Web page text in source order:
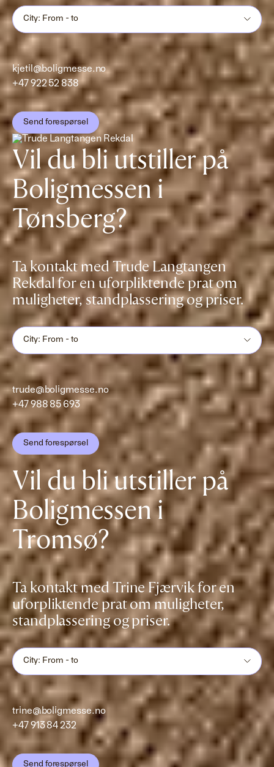
City: From - to
kjetil@boligmesse.no
+47 922 52 838
Send forespørsel
Vil du bli utstiller på
Boligmessen i
Tønsberg?
Ta kontakt med Trude Langtangen
Rekdal for en uforpliktende prat om
muligheter, standplassering og priser.
City: From - to
trude@boligmesse.no
+47 988 85 693
Send forespørsel
Vil du bli utstiller på
Boligmessen i
Tromsø?
Ta kontakt med Trine Fjærvik for en
uforpliktende prat om muligheter,
standplassering og priser.
City: From - to
trine@boligmesse.no
+47 913 84 232
Send forespørsel